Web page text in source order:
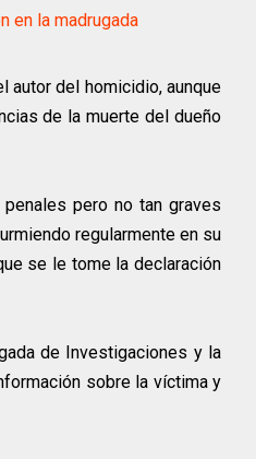
en la madrugada
autor del homicidio, aunque
de la muerte del dueño
pero no tan graves
regularmente en su
se le tome la declaración
de Investigaciones y la
sobre la víctima y